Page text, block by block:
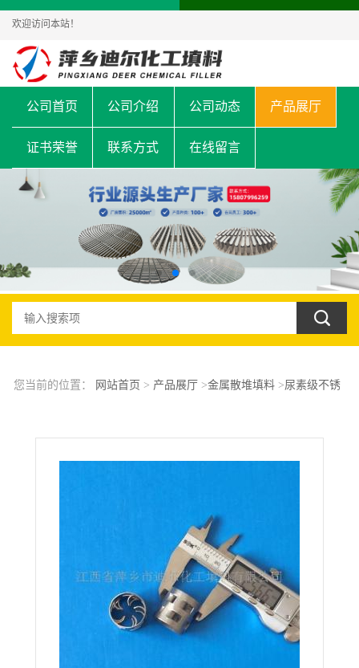
欢迎访问本站！
公司首页 公司介绍 公司动态 产品展厅
证书荣誉 联系方式 在线留言
您当前的位置： 网站首页 > 产品展厅>金属散堆填料>尿素级不锈